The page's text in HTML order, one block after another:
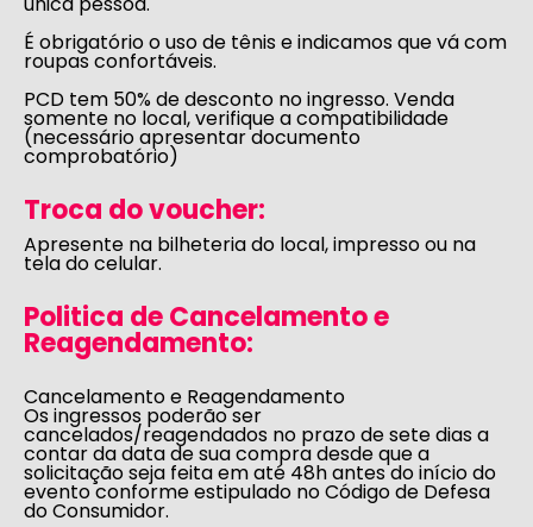
É obrigatório o uso de tênis e indicamos que vá com
roupas confortáveis.
PCD tem 50% de desconto no ingresso. Venda
somente no local, verifique a compatibilidade
(necessário apresentar documento
comprobatório)
Troca do voucher:
Apresente na bilheteria do local, impresso ou na
tela do celular.
Politica de Cancelamento e
Reagendamento:
Cancelamento e Reagendamento
Os ingressos poderão ser
cancelados/reagendados no prazo de sete dias a
contar da data de sua compra desde que a
solicitação seja feita em até 48h antes do início do
evento conforme estipulado noCódigo de Defesa
do Consumidor.